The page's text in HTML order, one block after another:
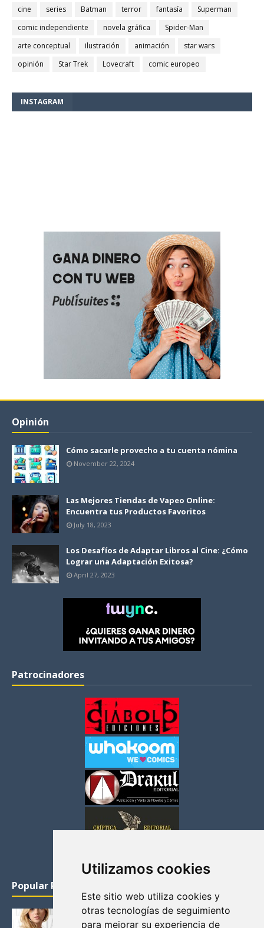
Utilizamos cookies
Este sitio web utiliza cookies y
otras tecnologías de seguimiento
para mejorar su experiencia de
cine series Batman terror fantasía
Superman
comic independiente
novela gráfica
Spider-Man
arte conceptual
ilustración animación
star wars
opinión
Star Trek Lovecraft comic europeo
INSTAGRAM
Opinión
Cómo sacarle provecho a tu cuenta nómina
November 22, 2024
Las Mejores Tiendas de Vapeo Online:
Encuentra tus Productos Favoritos
July 18, 2023
Los Desafíos de Adaptar Libros al Cine: ¿Cómo
Lograr una Adaptación Exitosa?
April 27, 2023
Patrocinadores
Popular Posts
KATHERYN WINNICK: LA ACTRIZ MAS GUAPA DE
VIKINGOS